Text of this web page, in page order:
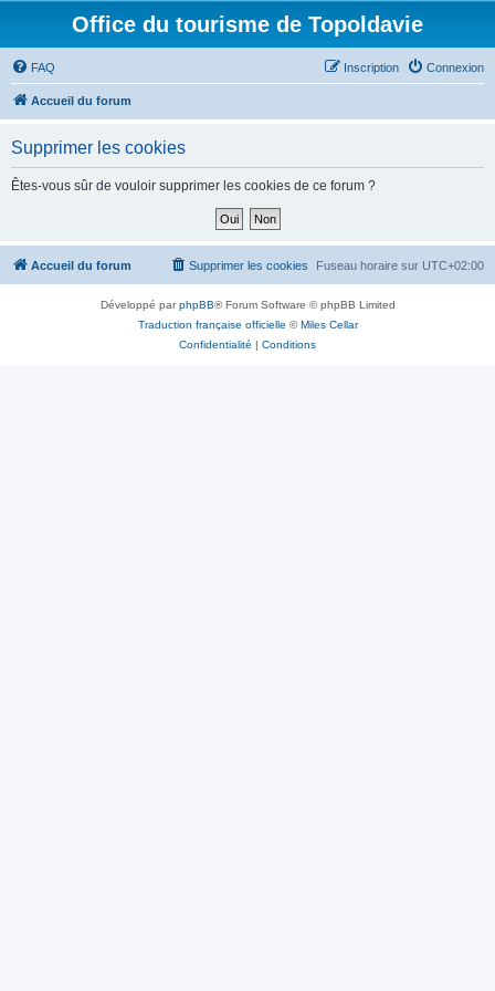
Office du tourisme de Topoldavie
FAQ Connexion
Inscription
Accueil du forum
Supprimer les cookies
Êtes-vous sûr de vouloir supprimer les cookies de ce forum ?
Accueil du forum Fuseau horaire sur UTC+02:00
Supprimer les cookies
Développé parphpBB® Forum Software © phpBB Limited
Traduction française officielle ©Miles Cellar
Confidentialité | Conditions